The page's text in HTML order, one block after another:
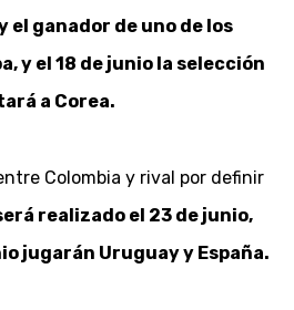
el ganador de uno de los
y el 18 de junio la selección
a Corea.
Colombia y rival por definir
realizado el 23 de junio,
jugarán Uruguay y España.